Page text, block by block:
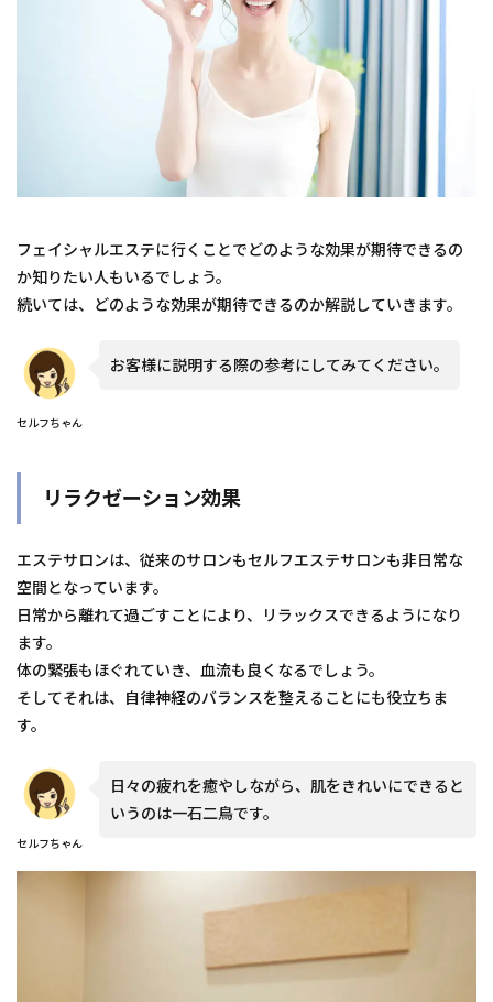
フェイシャルエステに行くことでどのような効果が期待できるの
か知りたい人もいるでしょう。
続いては、どのような効果が期待できるのか解説していきます。
セルフちゃん
お客様に説明する際の参考にしてみてください。
リラクゼーション効果
エステサロンは、従来のサロンもセルフエステサロンも非日常な
空間となっています。
日常から離れて過ごすことにより、リラックスできるようになり
ます。
体の緊張もほぐれていき、血流も良くなるでしょう。
そしてそれは、自律神経のバランスを整えることにも役立ちま
す。
セルフちゃん
日々の疲れを癒やしながら、肌をきれいにできると
いうのは一石二鳥です。